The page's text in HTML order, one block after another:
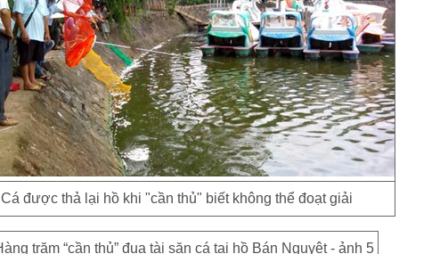
Cá được thả lại hồ khi "cần thủ" biết không thể đoạt giải